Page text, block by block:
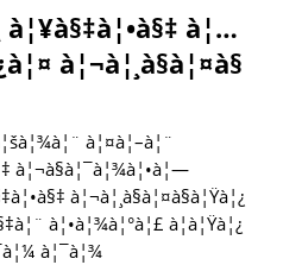
à¦¥à§‡à¦•à§‡ à¦…
à¦¬à¦¸à§à¦¤à§
à¦¤à¦–à¦¨
à¦¬à§à¦¯à¦¾à¦•à¦—
à¦¬à¦¸à§à¦¤à§à¦Ÿà¦¿
à¦•à¦¾à¦°à¦£ à¦à¦Ÿà¦¿
à¦¯à¦¾